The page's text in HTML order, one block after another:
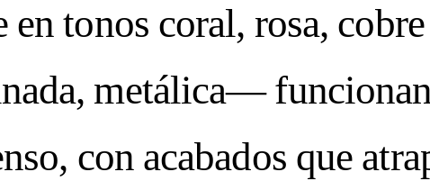
tonos coral, rosa,
metálica—
con acabados que